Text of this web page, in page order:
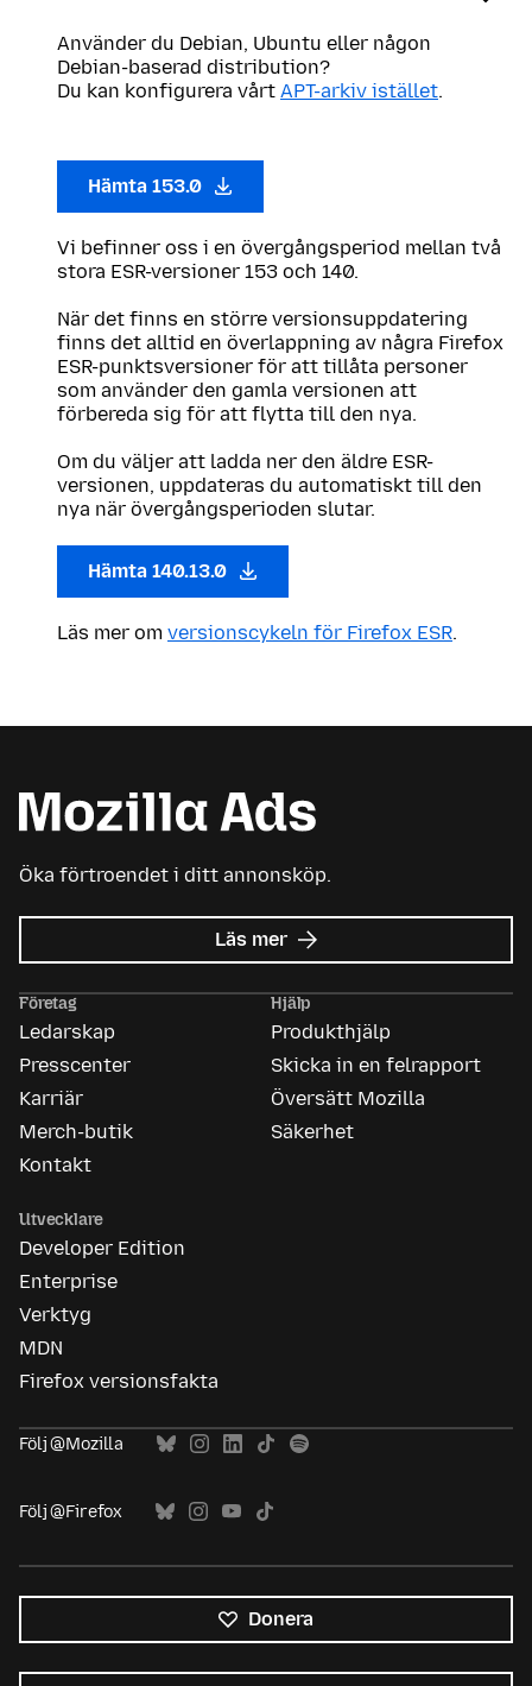
Använder du Debian, Ubuntu eller någon
Debian-baserad distribution?
Du kan konfigurera vårt APT-arkiv istället.
Hämta 153.0
Vi befinner oss i en övergångsperiod mellan två
stora ESR-versioner 153 och 140.
När det finns en större versionsuppdatering
finns det alltid en överlappning av några Firefox
ESR-punktsversioner för att tillåta personer
som använder den gamla versionen att
förbereda sig för att flytta till den nya.
Om du väljer att ladda ner den äldre ESR-
versionen, uppdateras du automatiskt till den
nya när övergångsperioden slutar.
Hämta 140.13.0
Läs mer om versionscykeln för Firefox ESR.
Öka förtroendet i ditt annonsköp.
Läs mer om
Mozilla
Företag
Ledarskap
Presscenter
Karriär
Merch-butik
Kontakt
Hjälp
Produkthjälp
Skicka in en felrapport
Översätt Mozilla
Säkerhet
Utvecklare
Developer Edition
Enterprise
Verktyg
MDN
Firefox versionsfakta
Följ @Mozilla
Följ @Firefox
Donera
språk
Språk